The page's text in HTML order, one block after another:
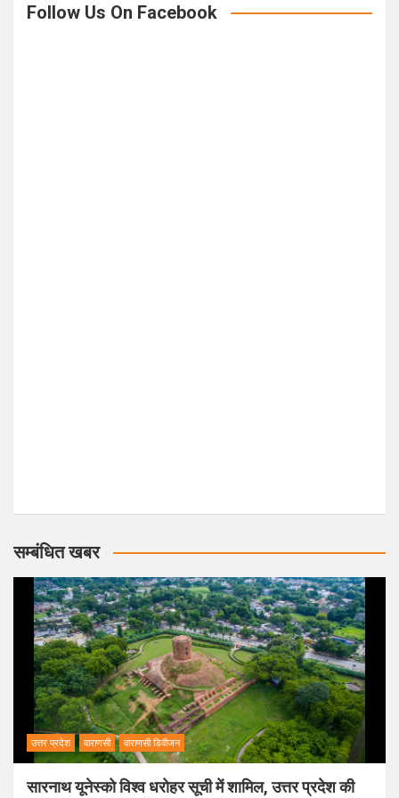
Follow Us On Facebook
सम्बंधित खबर
उत्तर प्रदेश वाराणसी वाराणसी डिवीजन
सारनाथ यूनेस्को विश्व धरोहर सूची में शामिल, उत्तर प्रदेश की